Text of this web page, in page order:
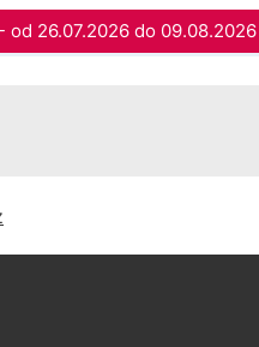
od 26.07.2026 do